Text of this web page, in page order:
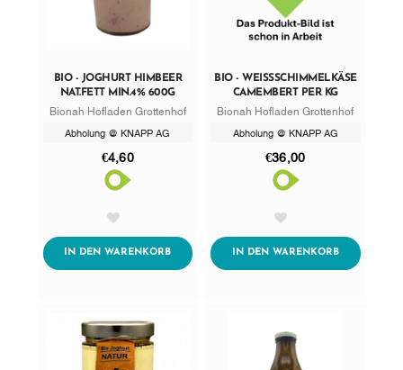
BIO - JOGHURT HIMBEER
NAT.FETT MIN.4% 600G
Bionah Hofladen Grottenhof
Abholung @ KNAPP AG
€4,60
IN DEN WARENKORBADDTOCART
BIO - WEISSSCHIMMELKÄSE C
AMEMBERT PER KG
Bionah Hofladen Grottenhof
Abholung @ KNAPP AG
€36,00
IN DEN WARENKORBADDTOCART